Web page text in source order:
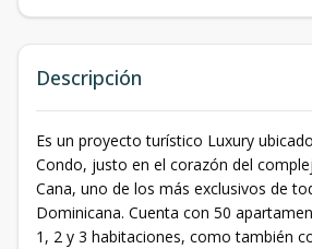
Descripción
Es un proyecto turístico Luxury
Condo, justo en el corazón del
Cana, uno de los más exclusivos de
Dominicana. Cuenta con 50
1, 2 y 3 habitaciones, como también